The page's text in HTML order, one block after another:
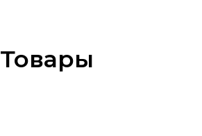
Товары